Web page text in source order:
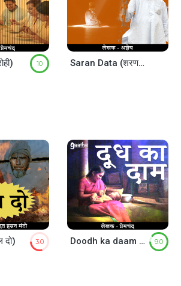
10 Saran Data (शरणदाता)
दो) 3.0 Doodh ka daam (दूध का दाम) 9.0